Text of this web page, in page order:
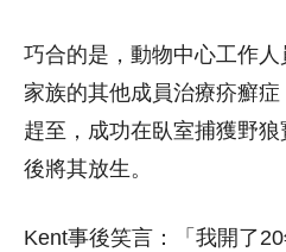
巧合的是，動物中心工作
家族的其他成員治療疥癬
趕至，成功在臥室捕獲野
後將其放生。
Kent事後笑言：「我開了